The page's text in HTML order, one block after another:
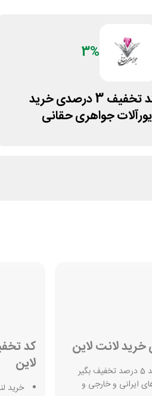
3%
کد تخفیف 3 درصدی خرید
جواهری حقانی
ایرانی و خارجی و
لاین
خرید لنت ترمز